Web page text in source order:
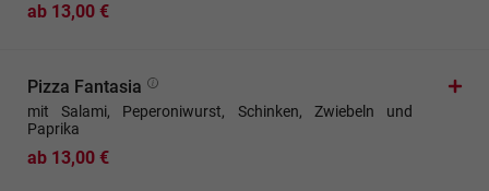
ab 13,00 €
Pizza Fantasia
mit Salami, Peperoniwurst, Schinken, Zwiebeln und
Paprika
ab 13,00 €